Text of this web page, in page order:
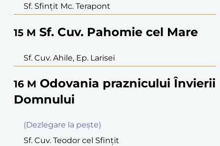
Sf. Sfinţit Mc. Terapont
15 M Sf. Cuv. Pahomie cel Mare
Sf. Cuv. Ahile, Ep. Larisei
16 M Odovania praznicului Învierii
Domnului
(Dezlegare la peşte)
Sf. Cuv. Teodor cel Sfinţit